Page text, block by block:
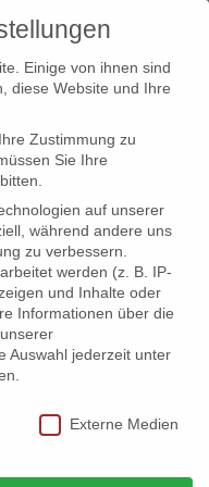
Songs mit
Einige von ihnen sind
diese Website und Ihre
Zustimmung zu
Sie Ihre
auf unserer
während andere uns
zu verbessern.
werden (z. B. IP-
und Inhalte oder
Informationen über die
Auswahl jederzeit unter
Externe Medien